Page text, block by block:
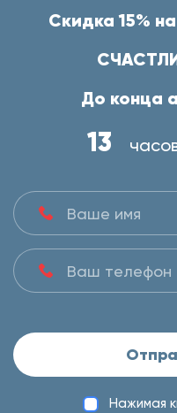
Скидка 15%
До конца
13
Нажимая